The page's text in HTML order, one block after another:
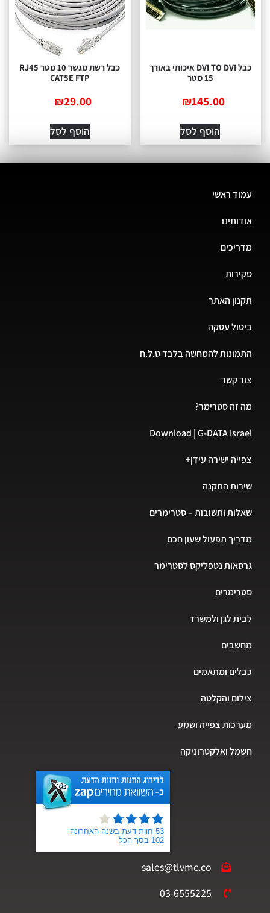
כבל DVI TO DVI איכותי באורך
15 מטר
₪145.00
הוסף לסל
כבל רשת מגשר 10 מטר RJ45
CAT5E FTP
₪29.00
הוסף לסל
עמוד ראשי
אודותינו
מדריכים
סקירות
תקנון האתר
ביטול עסקה
התמונות להמחשה בלבד ט.ל.ח
צור קשר
מה זה סטרימר?
Download | G-DATA Israel
צפייה ישירה עידן+
שירות התקנה
שאלות ותשובות – סטרימרים
מדריך תפעול שעון חכם
גרסאות נטפליקס לסטרימר
סטרימרים
לבית לגן ולמשרד
מחשבים
כבלים ומתאמים
צילום והקלטה
מערכות צפייה ושמע
חשמל ואלקטרוניקה
sales@tlvmc.co
03-6555225